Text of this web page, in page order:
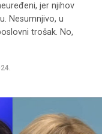
jer njihov
Nesumnjivo, u
trošak. No,